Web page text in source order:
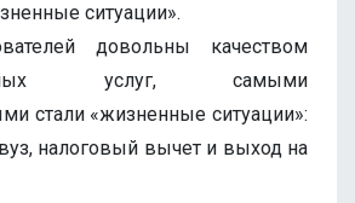
ситуации».
довольны качеством
услуг, самыми
стали «жизненные ситуации»:
налоговый вычет и выход на